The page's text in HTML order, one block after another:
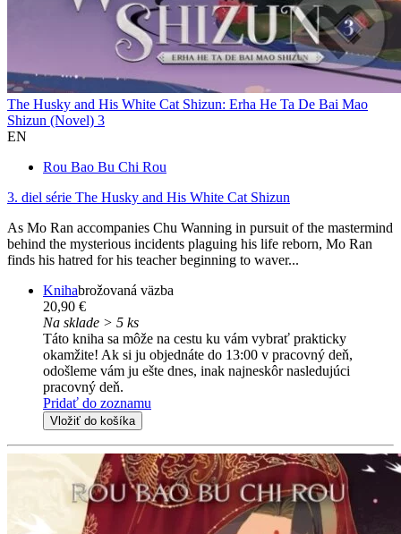
The Husky and His White Cat Shizun: Erha He Ta De Bai Mao
Shizun (Novel) 3
EN
Rou Bao Bu Chi Rou
3. diel série The Husky and His White Cat Shizun
As Mo Ran accompanies Chu Wanning in pursuit of the mastermind
behind the mysterious incidents plaguing his life reborn, Mo Ran
finds his hatred for his teacher beginning to waver...
Knihabrožovaná väzba
20,90 €
Na sklade > 5 ks
Táto kniha sa môže na cestu ku vám vybrať prakticky
okamžite! Ak si ju objednáte do 13:00 v pracovný deň,
odošleme vám ju ešte dnes, inak najneskôr nasledujúci
pracovný deň.
Pridať do zoznamu
Vložiť do košíka